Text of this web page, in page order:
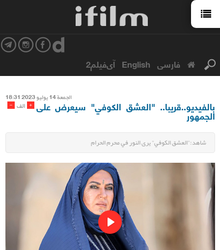
فارسی English آی‌فیلم2
الجمعة 14 یولیو 2023 18:31
- الف + بالفيديو..قريبا.. "العشق الكوفي" سيعرض على
الجمهور
شاهد:"العشق الكوفي" يرى النور في محرم الحرام
Play